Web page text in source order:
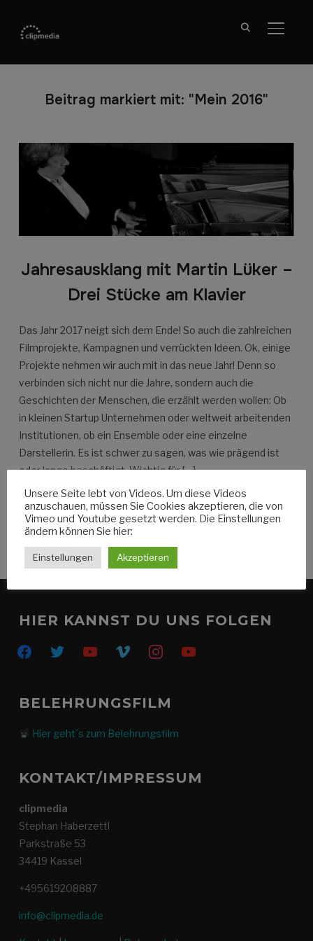
Beitrag markiert mit: "Mein 2016"
Jahresausklang mit Martin Lüker –
Drei Stücke am Klavier
Das Jahr 2017 neigt sich dem Ende! So auch die zahlreichen
Filmprojekte, Kampagnen und verrückten Ideen. Ok, einige
Projekte nehmen wir auch mit in das neue Jahr! Denn so
verbinden sich nicht nur die Jahre, sondern auch die
Geschichten der Menschen, die erzählt werden wollen: Ob
in kleinen Startup Unternehmen oder weltweit arbeitenden
Institutionen, ob ein Ensemble oder eine einzelne
Darstellerin. Es ist schwer zu sagen, was wie prägend ist
oder lange beschäftigt. Wichtig für […]
WEITERLESEN
HIER KANNST DU UNS FOLGEN
facebooktwitter youtube vimeo instagramyoutube
BELEHRUNGSFILM
Hier geht´s zum Belehrungsfilm
KONTAKT/IMPRESSUM
clipmedia
Stephan Haberzettl
Parkstraße 53
34419 Kassel
+495619208887
info@clipmedia.de
Unsere Seite lebt von Videos. Um diese Videos
anzuschauen, müssen Sie Cookies akzeptieren, die von
Vimeo und Youtube gesetzt werden. Die Einstellungen
ändern können Sie hier:
Einstellungen Akzeptieren